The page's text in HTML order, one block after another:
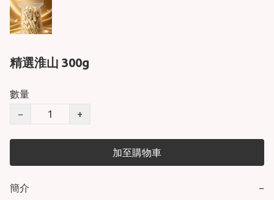
精選淮山 300g
數量
−
+
加至購物車
簡介 −